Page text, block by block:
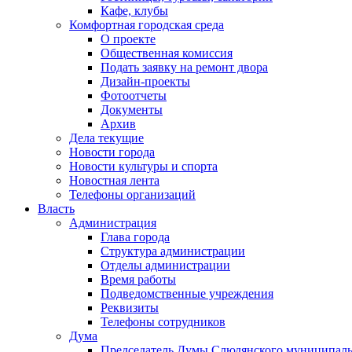
Кафе, клубы
Комфортная городская среда
О проекте
Общественная комиссия
Подать заявку на ремонт двора
Дизайн-проекты
Фотоотчеты
Документы
Архив
Дела текущие
Новости города
Новости культуры и спорта
Новостная лента
Телефоны организаций
Власть
Администрация
Глава города
Структура администрации
Отделы администрации
Время работы
Подведомственные учреждения
Реквизиты
Телефоны сотрудников
Дума